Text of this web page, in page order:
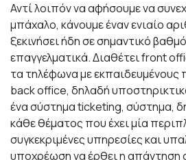
Αντί λοιπόν να αφήσουμε να
μπάχαλο, κάνουμε έναν ενιαίο
ξεκινήσει ήδη σε σημαντικό
επαγγελματικά. Διαθέτει front
τα τηλέφωνα με εκπαιδευμένους
back office, δηλαδή
ένα σύστημα ticketing, σύστημα,
κάθε θέματος που έχει μία
συγκεκριμένες υπηρεσίες και
υποχρέωση να έρθει η απάντηση